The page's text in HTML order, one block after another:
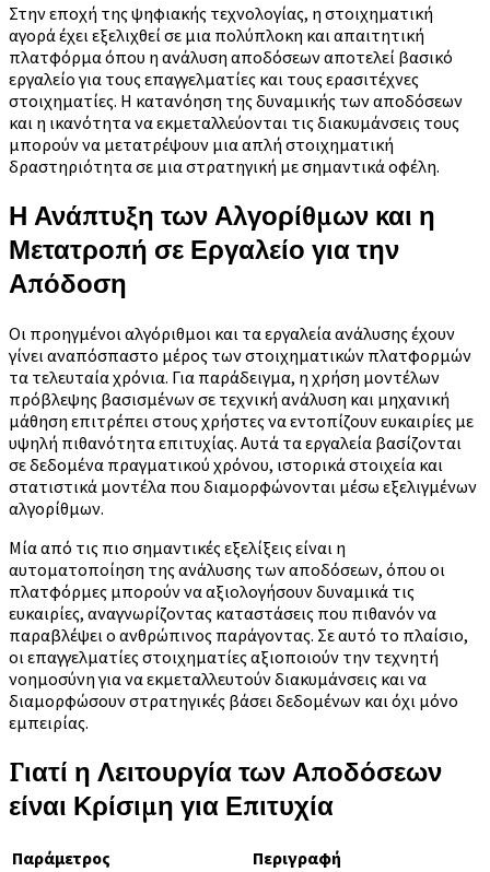
Στην εποχή της ψηφιακής τεχνολογίας, η στοιχηματική
αγορά έχει εξελιχθεί σε μια πολύπλοκη και απαιτητική
πλατφόρμα όπου η ανάλυση αποδόσεων αποτελεί βασικό
εργαλείο για τους επαγγελματίες και τους ερασιτέχνες
στοιχηματίες. Η κατανόηση της δυναμικής των αποδόσεων
και η ικανότητα να εκμεταλλεύονται τις διακυμάνσεις τους
μπορούν να μετατρέψουν μια απλή στοιχηματική
δραστηριότητα σε μια στρατηγική με σημαντικά οφέλη.
Η Ανάπτυξη των Αλγορίθμων και η
Μετατροπή σε Εργαλείο για την
Απόδοση
Οι προηγμένοι αλγόριθμοι και τα εργαλεία ανάλυσης έχουν
γίνει αναπόσπαστο μέρος των στοιχηματικών πλατφορμών
τα τελευταία χρόνια. Για παράδειγμα, η χρήση μοντέλων
πρόβλεψης βασισμένων σε τεχνική ανάλυση και μηχανική
μάθηση επιτρέπει στους χρήστες να εντοπίζουν ευκαιρίες με
υψηλή πιθανότητα επιτυχίας. Αυτά τα εργαλεία βασίζονται
σε δεδομένα πραγματικού χρόνου, ιστορικά στοιχεία και
στατιστικά μοντέλα που διαμορφώνονται μέσω εξελιγμένων
αλγορίθμων.
Μία από τις πιο σημαντικές εξελίξεις είναι η
αυτοματοποίηση της ανάλυσης των αποδόσεων, όπου οι
πλατφόρμες μπορούν να αξιολογήσουν δυναμικά τις
ευκαιρίες, αναγνωρίζοντας καταστάσεις που πιθανόν να
παραβλέψει ο ανθρώπινος παράγοντας. Σε αυτό το πλαίσιο,
οι επαγγελματίες στοιχηματίες αξιοποιούν την τεχνητή
νοημοσύνη για να εκμεταλλευτούν διακυμάνσεις και να
διαμορφώσουν στρατηγικές βάσει δεδομένων και όχι μόνο
εμπειρίας.
Γιατί η Λειτουργία των Αποδόσεων
είναι Κρίσιμη για Επιτυχία
Παράμετρος
Περιγραφή